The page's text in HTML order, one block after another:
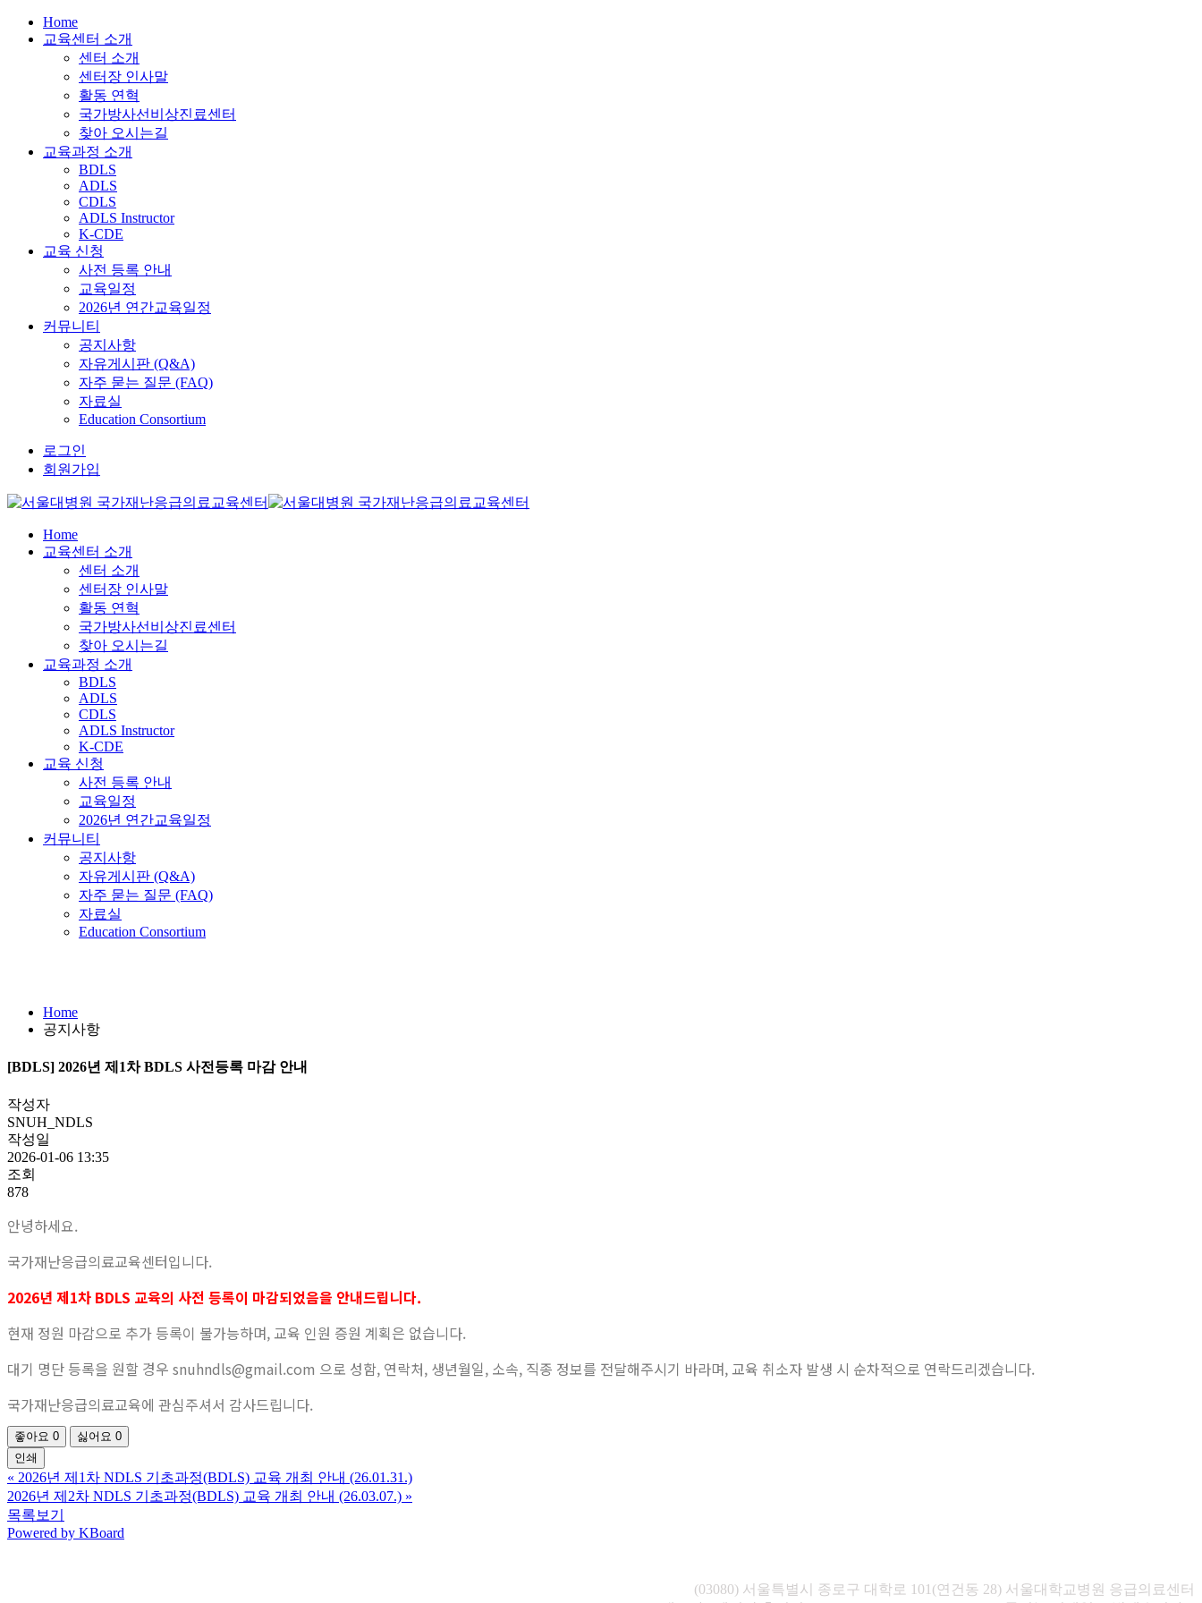
Home
교육센터 소개
센터 소개
센터장 인사말
활동 연혁
국가방사선비상진료센터
찾아 오시는길
교육과정 소개
BDLS
ADLS
CDLS
ADLS Instructor
K-CDE
교육 신청
사전 등록 안내
교육일정
2026년 연간교육일정
커뮤니티
공지사항
자유게시판 (Q&A)
자주 묻는 질문 (FAQ)
자료실
Education Consortium
로그인
회원가입
Home
교육센터 소개
센터 소개
센터장 인사말
활동 연혁
국가방사선비상진료센터
찾아 오시는길
교육과정 소개
BDLS
ADLS
CDLS
ADLS Instructor
K-CDE
교육 신청
사전 등록 안내
교육일정
2026년 연간교육일정
커뮤니티
공지사항
자유게시판 (Q&A)
자주 묻는 질문 (FAQ)
자료실
Education Consortium
Home
공지사항
[BDLS] 2026년 제1차 BDLS 사전등록 마감 안내
작성자
SNUH_NDLS
작성일
2026-01-06 13:35
조회
878
안녕하세요.
국가재난응급의료교육센터입니다.
2026년 제1차 BDLS 교육의 사전 등록이 마감되었음을 안내드립니다.
현재 정원 마감으로 추가 등록이 불가능하며, 교육 인원 증원 계획은 없습니다.
대기 명단 등록을 원할 경우 snuhndls@gmail.com 으로 성함, 연락처, 생년월일, 소속, 직종 정보를 전달해주시기 바라며, 교육 취소자 발생 시 순차적으로 연락드리겠습니다.
국가재난응급의료교육에 관심주셔서 감사드립니다.
좋아요 0 싫어요 0
인쇄
« 2026년 제1차 NDLS 기초과정(BDLS) 교육 개최 안내 (26.01.31.)
2026년 제2차 NDLS 기초과정(BDLS) 교육 개최 안내 (26.03.07.) »
목록보기
Powered by KBoard
(03080) 서울특별시 종로구 대학로 101(연건동 28) 서울대학교병원 응급의료센터